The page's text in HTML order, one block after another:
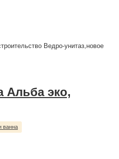
Ведро-унитаз,новое
Альба эко,
ванна